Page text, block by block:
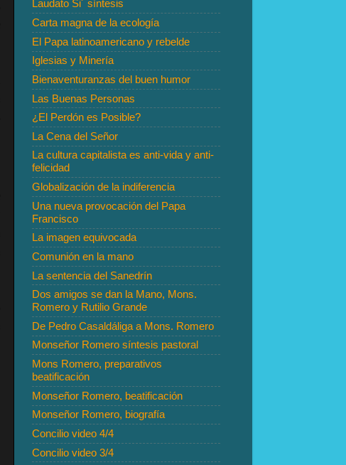
Laudato Si´ síntesis
Carta magna de la ecología
El Papa latinoamericano y rebelde
Iglesias y Minería
Bienaventuranzas del buen humor
Las Buenas Personas
¿El Perdón es Posible?
La Cena del Señor
La cultura capitalista es anti-vida y anti-
felicidad
Globalización de la indiferencia
Una nueva provocación del Papa
Francisco
La imagen equivocada
Comunión en la mano
La sentencia del Sanedrín
Dos amigos se dan la Mano, Mons.
Romero y Rutilio Grande
De Pedro Casaldáliga a Mons. Romero
Monseñor Romero síntesis pastoral
Mons Romero, preparativos
beatificación
Monseñor Romero, beatificación
Monseñor Romero, biografía
Concilio video 4/4
Concilio video 3/4